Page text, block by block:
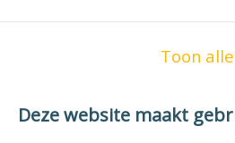
Deze website maakt
Toon
OBS de